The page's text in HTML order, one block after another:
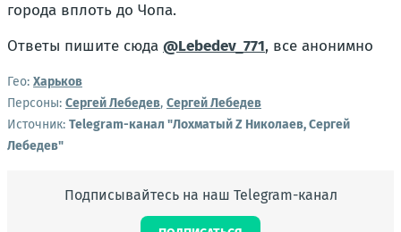
города вплоть до Чопа.
Ответы пишите сюда @Lebedev_771, все анонимно
Гео: Харьков
Персоны: Сергей Лебедев, Сергей Лебедев
Источник: Telegram-канал "Лохматый Z Николаев, Сергей
Лебедев"
Подписывайтесь на наш Telegram-канал